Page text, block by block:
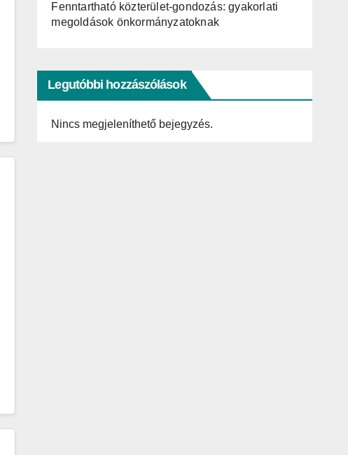
Fenntartható közterület-gondozás: gyakorlati
megoldások önkormányzatoknak
Legutóbbi hozzászólások
Nincs megjeleníthető bejegyzés.